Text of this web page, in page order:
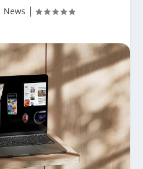
News |